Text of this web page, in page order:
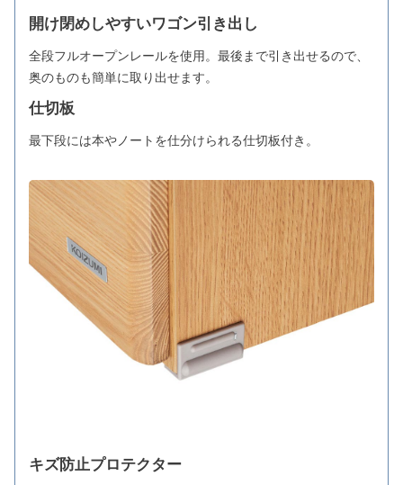
開け閉めしやすいワゴン引き出し
全段フルオープンレールを使用。最後まで引き出せるので、
奥のものも簡単に取り出せます。
仕切板
最下段には本やノートを仕分けられる仕切板付き。
キズ防止プロテクター